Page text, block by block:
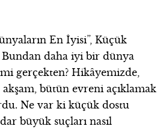
En İyisi”, Küçük
Bundan daha iyi bir dünya
mi gerçekten? Hikâyemizde,
bütün evreni açıklamak
Ne var ki küçük dostu
büyük suçları nasıl